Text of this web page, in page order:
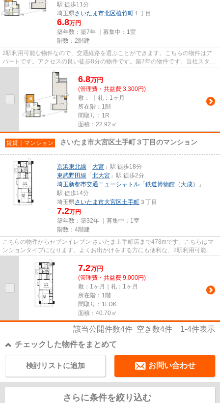
駅 徒歩11分
埼玉県さいたま市北区植竹町 １丁目
6.8万円
築年数：築7年 ｜募集中： 1室
階数：2階建
2駅利用可能な物件なので、交通経路を選ぶことができます。こちらの物件はア
パートです。アクセスの良い徒歩8分の物件です。築7年の物件です。当社スタッ
フが地域の賃貸情報をご提供い...
6.8万円
(管理費・共益費 3,300円)
敷：-｜礼：1ヶ月
所在階：1階
間取り：1R
面積：22.92㎡
賃貸｜マンション さいたま市大宮区土手町３丁目のマンション
京浜東北線 「 大宮 」駅 徒歩18分
東武野田線 「 北大宮 」駅 徒歩2分
埼玉新都市交通ニューシャトル 「 鉄道博物館（大成）
」
駅 徒歩14分
埼玉県さいたま市大宮区土手町 ３丁目
7.2万円
築年数：築32年 ｜募集中： 1室
階数：4階建
こちらの物件からセブンイレブン さいたま土手町店まで478mです。こちらはマ
ンションタイプになります。よくお出かけをする方にも便利な、2駅利用可能な
マンションです。お客様の多種...
7.2万円
(管理費・共益費 9,000円)
敷：1ヶ月｜礼：1ヶ月
所在階：1階
間取り：1LDK
面積：40.70㎡
該当公開件数4件 空き数4件 1-4件表示
チェックした物件をまとめて
お問い合わせ
検討リストに追加
さらに条件を絞り込む